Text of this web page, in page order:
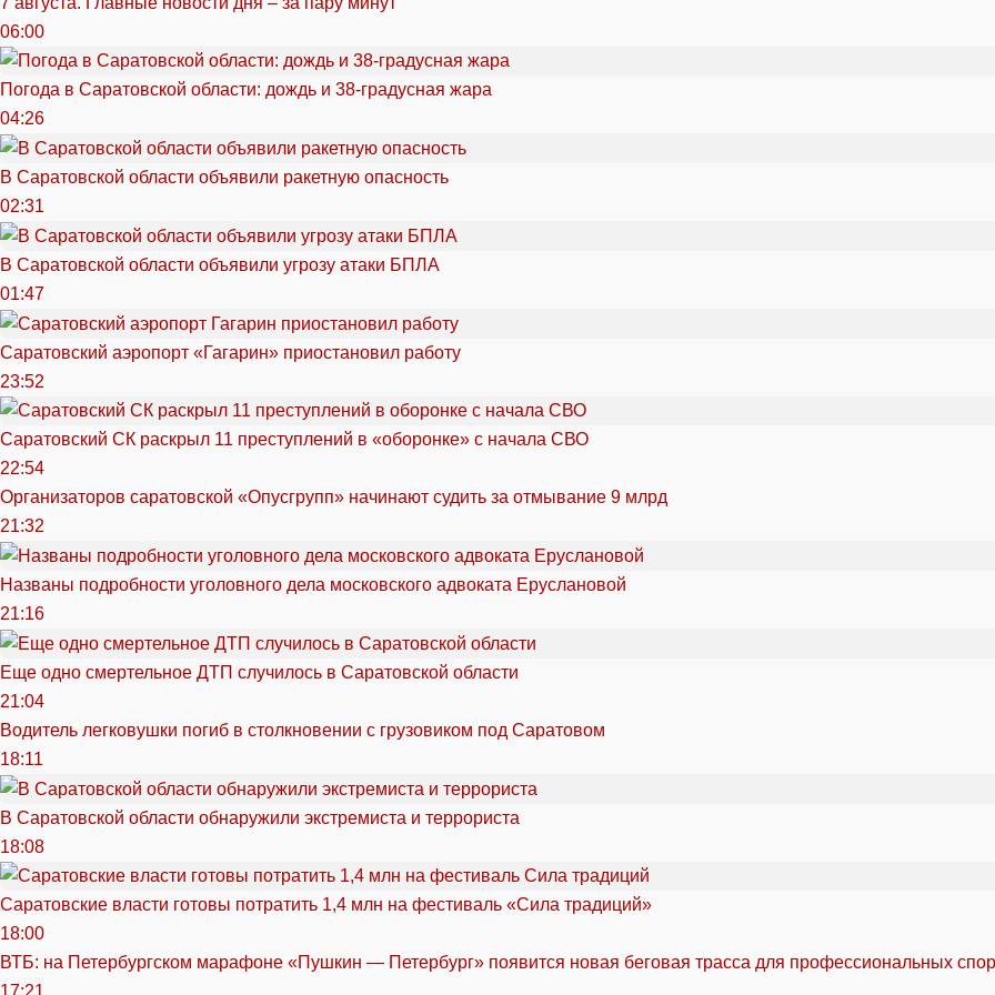
06:00
Погода в Саратовской области: дождь и 38-градусная жара
04:26
В Саратовской области объявили ракетную опасность
02:31
В Саратовской области объявили угрозу атаки БПЛА
01:47
Саратовский аэропорт «Гагарин» приостановил работу
23:52
Саратовский СК раскрыл 11 преступлений в «оборонке» с начала СВО
22:54
Организаторов саратовской «Опусгрупп» начинают судить за отмывание 9 млрд
21:32
Названы подробности уголовного дела московского адвоката Еруслановой
21:16
Еще одно смертельное ДТП случилось в Саратовской области
21:04
Водитель легковушки погиб в столкновении с грузовиком под Саратовом
18:11
В Саратовской области обнаружили экстремиста и террориста
18:08
Саратовские власти готовы потратить 1,4 млн на фестиваль «Сила традиций»
18:00
ВТБ: на Петербургском марафоне «Пушкин — Петербург» появится новая беговая трасса для профессиональных